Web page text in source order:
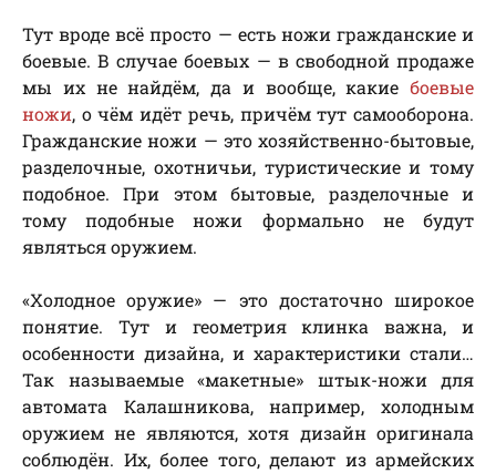
Тут вроде всё просто — есть ножи гражданские и
боевые. В случае боевых — в свободной продаже
мы их не найдём, да и вообще, какие боевые
ножи, о чём идёт речь, причём тут самооборона.
Гражданские ножи — это хозяйственно-бытовые,
разделочные, охотничьи, туристические и тому
подобное. При этом бытовые, разделочные и
тому подобные ножи формально не будут
являться оружием.
«Холодное оружие» — это достаточно широкое
понятие. Тут и геометрия клинка важна, и
особенности дизайна, и характеристики стали…
Так называемые «макетные» штык-ножи для
автомата Калашникова, например, холодным
оружием не являются, хотя дизайн оригинала
соблюдён. Их, более того, делают из армейских